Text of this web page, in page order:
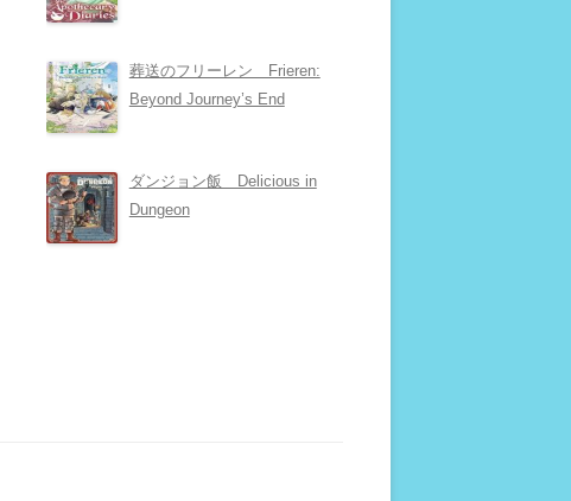
葬送のフリーレン Frieren:
Beyond Journey’s End
ダンジョン飯 Delicious in
Dungeon